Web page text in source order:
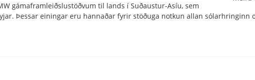
gámaframleiðslustöðvum til lands í Suðaustur-Asíu, sem
Þessar einingar eru hannaðar fyrir stöðuga notkun allan sólarhringinn